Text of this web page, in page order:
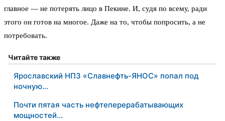
главное — не потерять лицо в Пекине. И, судя по всему, ради
этого он готов на многое. Даже на то, чтобы попросить, а не
потребовать.
Читайте также
Ярославский НПЗ «Славнефть-ЯНОС» попал под
ночную…
Почти пятая часть нефтеперерабатывающих
мощностей…